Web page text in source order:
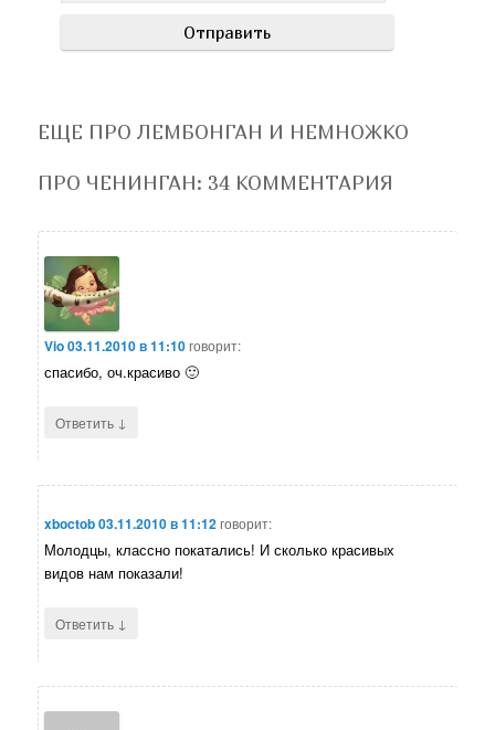
ЕЩЕ ПРО ЛЕМБОНГАН И НЕМНОЖКО
ПРО ЧЕНИНГАН: 34 КОММЕНТАРИЯ
Vio03.11.2010 в 11:10говорит:
спасибо, оч.красиво 🙂
Ответить ↓
xboctob03.11.2010 в 11:12говорит:
Молодцы, классно покатались! И сколько красивых
видов нам показали!
Ответить ↓